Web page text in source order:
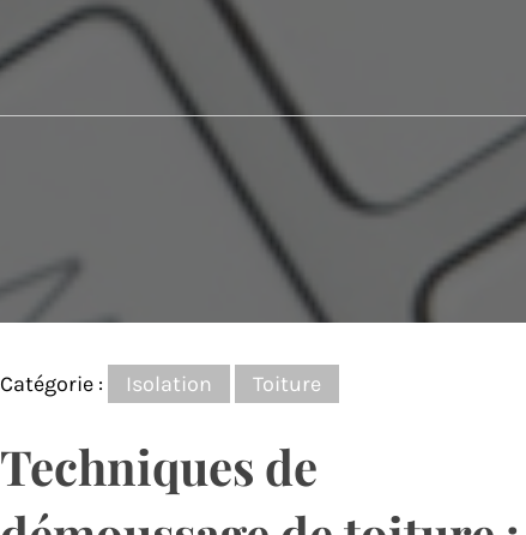
Catégorie : Isolation Toiture
Techniques de